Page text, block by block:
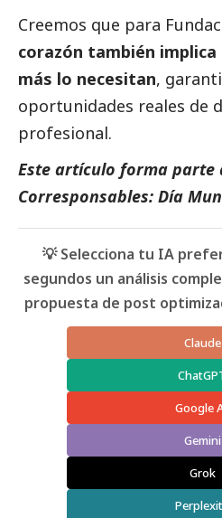
Creemos que para
corazón también implica
más lo necesitan,
oportunidades reales de
profesional.
Este artículo forma parte
Corresponsables: Día
💡 Selecciona tu IA
segundos un análisis
propuesta de post
Claude
Google
Gemini
Grok